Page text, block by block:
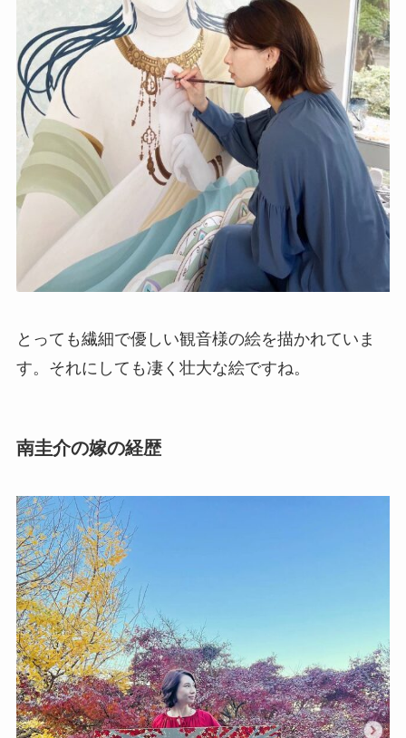
とっても繊細で優しい観音様の絵を描かれていま
す。それにしても凄く壮大な絵ですね。
南圭介の嫁の経歴